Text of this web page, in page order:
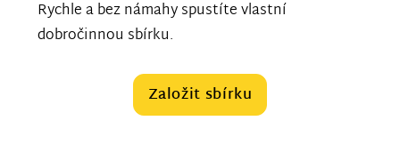
Rychle a bez námahy spustíte vlastní
dobročinnou sbírku.
Založit sbírku